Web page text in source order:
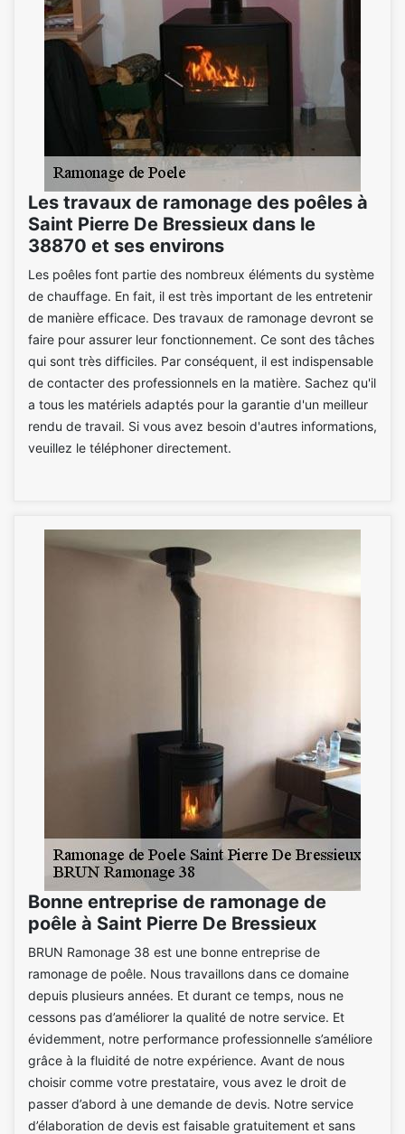
Les travaux de ramonage des poêles à
Saint Pierre De Bressieux dans le
38870 et ses environs
Les poêles font partie des nombreux éléments du système
de chauffage. En fait, il est très important de les entretenir
de manière efficace. Des travaux de ramonage devront se
faire pour assurer leur fonctionnement. Ce sont des tâches
qui sont très difficiles. Par conséquent, il est indispensable
de contacter des professionnels en la matière. Sachez qu'il
a tous les matériels adaptés pour la garantie d'un meilleur
rendu de travail. Si vous avez besoin d'autres informations,
veuillez le téléphoner directement.
Bonne entreprise de ramonage de
poêle à Saint Pierre De Bressieux
BRUN Ramonage 38 est une bonne entreprise de
ramonage de poêle. Nous travaillons dans ce domaine
depuis plusieurs années. Et durant ce temps, nous ne
cessons pas d’améliorer la qualité de notre service. Et
évidemment, notre performance professionnelle s’améliore
grâce à la fluidité de notre expérience. Avant de nous
choisir comme votre prestataire, vous avez le droit de
passer d’abord à une demande de devis. Notre service
d’élaboration de devis est faisable gratuitement et sans